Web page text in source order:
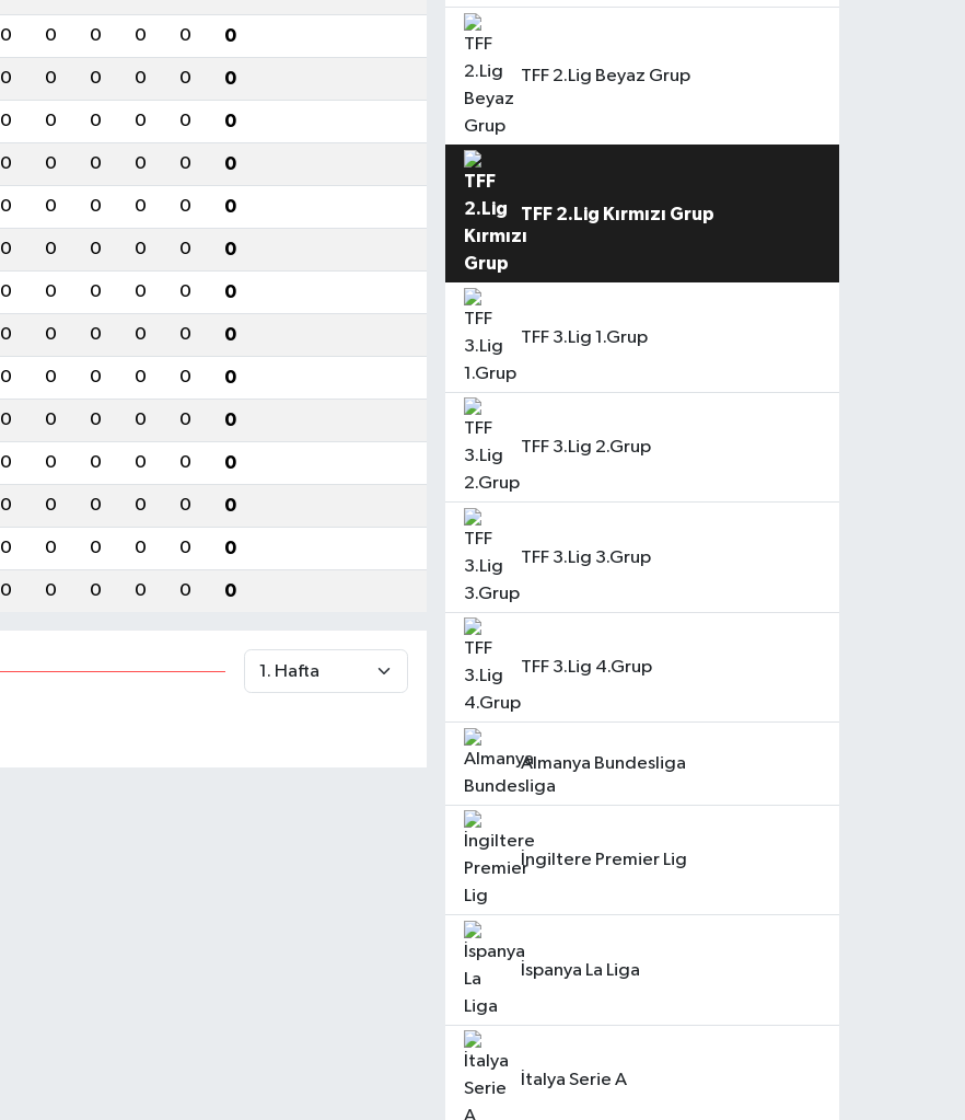
0 0 0 0 0 0
0 0 0 0 0 0
0 0 0 0 0 0
0 0 0 0 0 0
0 0 0 0 0 0
0 0 0 0 0 0
0 0 0 0 0 0
0 0 0 0 0 0
0 0 0 0 0 0
0 0 0 0 0 0
0 0 0 0 0 0
0 0 0 0 0 0
0 0 0 0 0 0
0 0 0 0 0 0
TFF 2.Lig Beyaz Grup
TFF 2.Lig Kırmızı Grup
TFF 3.Lig 1.Grup
TFF 3.Lig 2.Grup
TFF 3.Lig 3.Grup
TFF 3.Lig 4.Grup
Almanya Bundesliga
İngiltere Premier Lig
İspanya La Liga
İtalya Serie A